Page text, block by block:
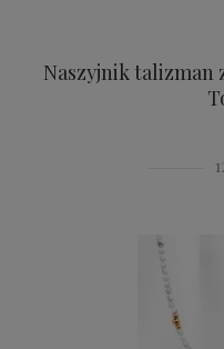
Naszyjnik talizman